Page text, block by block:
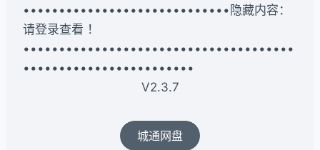
•••••••••••••••••••••••••••••隐藏内容：
请登录查看 ！
••••••••••••••••••••••••••••••••••••••
••••••••••••••••••••••••
V2.3.7
城通网盘